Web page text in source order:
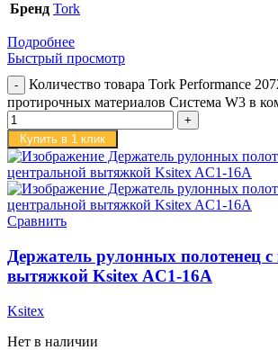
Бренд Tork
Подробнее
Быстрый просмотр
Количество товара Tork Performance
протирочных материалов Система W3 в
Купить в 1 клик
Сравнить
Держатель рулонных полотенец с
вытяжкой Ksitex AC1-16A
Ksitex
Нет в наличии